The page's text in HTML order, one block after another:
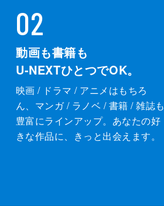
02
動画も書籍も
U-NEXTひとつでOK。
映画 / ドラマ / アニメはもちろ
ん、マンガ / ラノベ / 書籍 / 雑誌も
豊富にラインアップ。あなたの好
きな作品に、きっと出会えます。